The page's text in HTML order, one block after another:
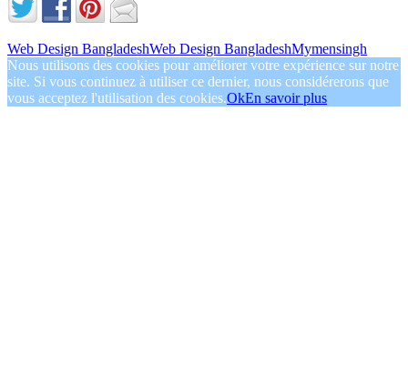
Web Design BangladeshWeb Design BangladeshMymensingh
Nous utilisons des cookies pour améliorer votre expérience sur notre
site. Si vous continuez à utiliser ce dernier, nous considérerons que
vous acceptez l'utilisation des cookies.OkEn savoir plus